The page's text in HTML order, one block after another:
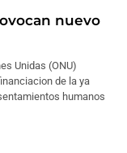
nuevo
Unidas (ONU)
de la ya
humanos